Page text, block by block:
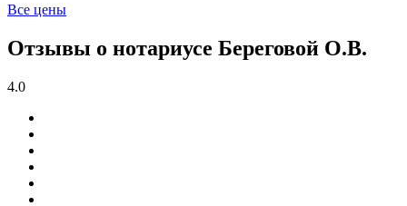
Все цены
Отзывы о нотариусе Береговой О.В.
4.0